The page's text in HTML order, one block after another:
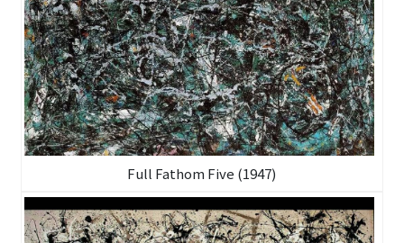
Full Fathom Five (1947)